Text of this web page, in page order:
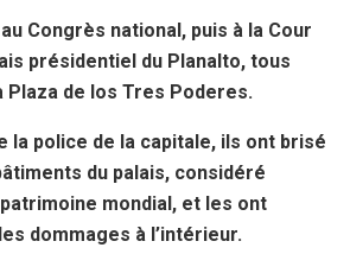
Congrès national, puis à la Cour
présidentiel du Planalto, tous
Plaza de los Tres Poderes.
la police de la capitale, ils ont brisé
du palais, considéré
mondial, et les ont
dommages à l’intérieur.